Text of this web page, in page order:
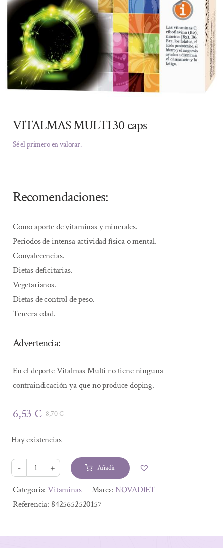
VITALMAS MULTI 30 caps
Sé el primero en valorar.
Recomendaciones:
Como aporte de vitaminas y minerales.
Periodos de intensa actividad física o mental.
Convalecencias.
Dietas deficitarias.
Vegetarianos.
Dietas de control de peso.
Tercera edad.
Advertencia:
En el deporte Vitalmas Multi no tiene ninguna
contraindicación ya que no produce doping.
8,70€El
era:
8,70 €.
6,53€
El
es:
6,53 €.
Hay existencias
VITALMAS
MULTI
30
Añadir
Alternative:
Categoría:Vitaminas Marca:NOVADIET
Referencia: 8425652520157